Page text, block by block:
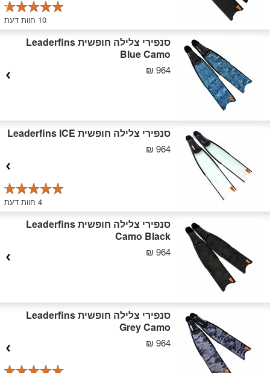
10 חוות דעת
סנפירי צלילה חופשית Leaderfins
Blue Camo
964 ₪
סנפירי צלילה חופשית Leaderfins ICE
964 ₪
4 חוות דעת
סנפירי צלילה חופשית Leaderfins
Camo Black
964 ₪
סנפירי צלילה חופשית Leaderfins
Grey Camo
964 ₪